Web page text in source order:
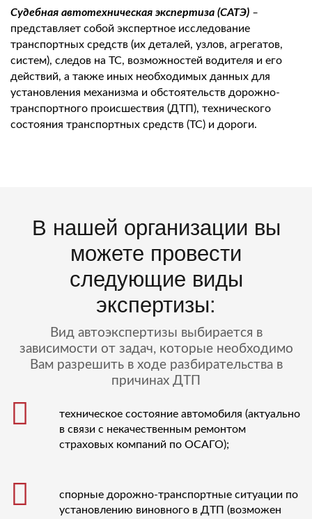
Судебная автотехническая экспертиза (САТЭ) –
представляет собой экспертное исследование
транспортных средств (их деталей, узлов, агрегатов,
систем), следов на ТС, возможностей водителя и его
действий, а также иных необходимых данных для
установления механизма и обстоятельств дорожно-
транспортного происшествия (ДТП), технического
состояния транспортных средств (ТС) и дороги.
В нашей организации вы
можете провести
следующие виды
экспертизы:
Вид автоэкспертизы выбирается в
зависимости от задач, которые необходимо
Вам разрешить в ходе разбирательства в
причинах ДТП
техническое состояние автомобиля (актуально
в связи с некачественным ремонтом
страховых компаний по ОСАГО);
спорные дорожно-транспортные ситуации по
установлению виновного в ДТП (возможен